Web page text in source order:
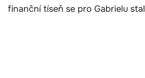
finanční tíseň se pro Gabrielu